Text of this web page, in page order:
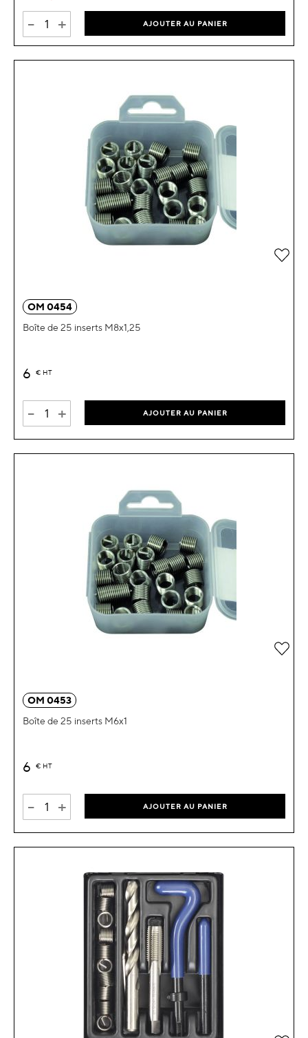
- + AJOUTER AU PANIER
OM 0454
Boîte de 25 inserts M8x1,25
6 € HT
- + AJOUTER AU PANIER
OM 0453
Boîte de 25 inserts M6x1
6 € HT
- + AJOUTER AU PANIER